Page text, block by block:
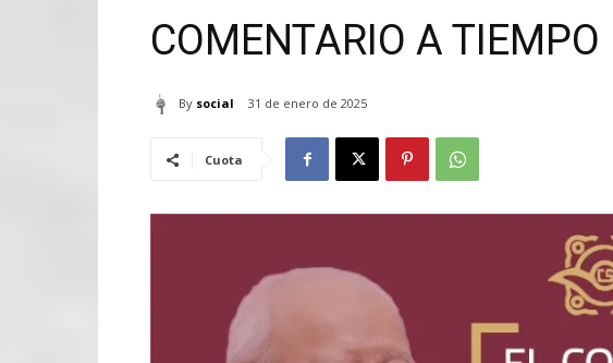
COMENTARIO A TIEMPO
By social 31 de enero de 2025
Cuota